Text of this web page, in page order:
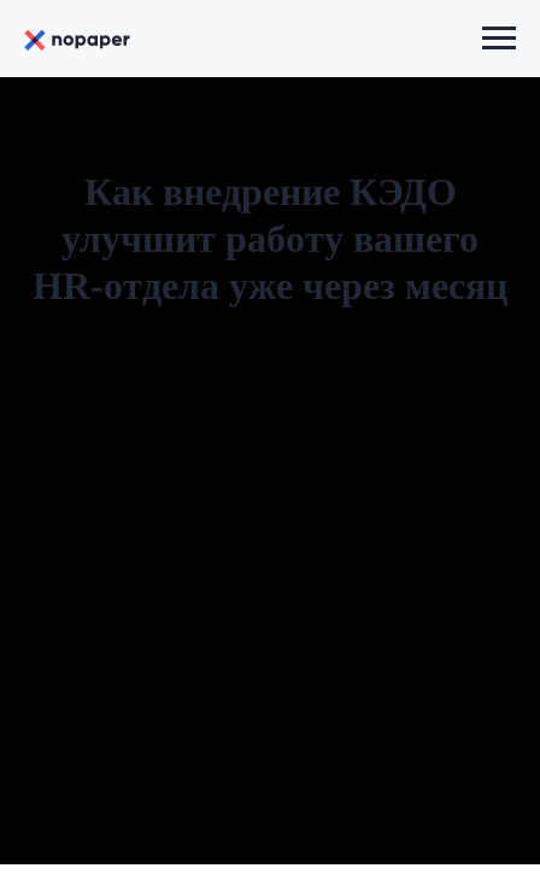
Как внедрение КЭДО
улучшит работу вашего
HR-отдела уже через месяц